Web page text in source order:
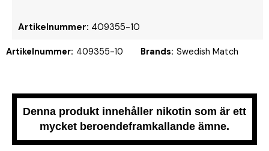
Artikelnummer: 409355-10
Artikelnummer: 409355-10 Brands: Swedish Match
Denna produkt innehåller nikotin som är ett
mycket beroendeframkallande ämne.